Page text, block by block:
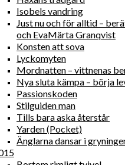
Isobels vandring
Just nu och för alltid –
och EvaMärta Granqvist
Konsten att sova
Lyckomyten
Mordnatten – vittnenas
Nya sluta kämpa – börja
Passionskoden
Stilguiden man
Tills bara aska återstår
Yarden (Pocket)
Änglarna dansar i